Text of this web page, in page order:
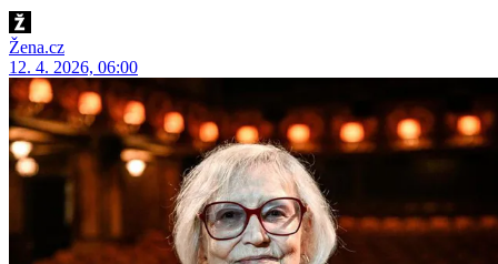
Žena.cz
12. 4. 2026, 06:00